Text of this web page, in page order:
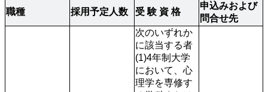
職種
採用予定人数 受 験 資 格
申込みおよび
問合せ先
次のいずれか
に該当する者
(1)4年制大学
において、心
理学を専修す